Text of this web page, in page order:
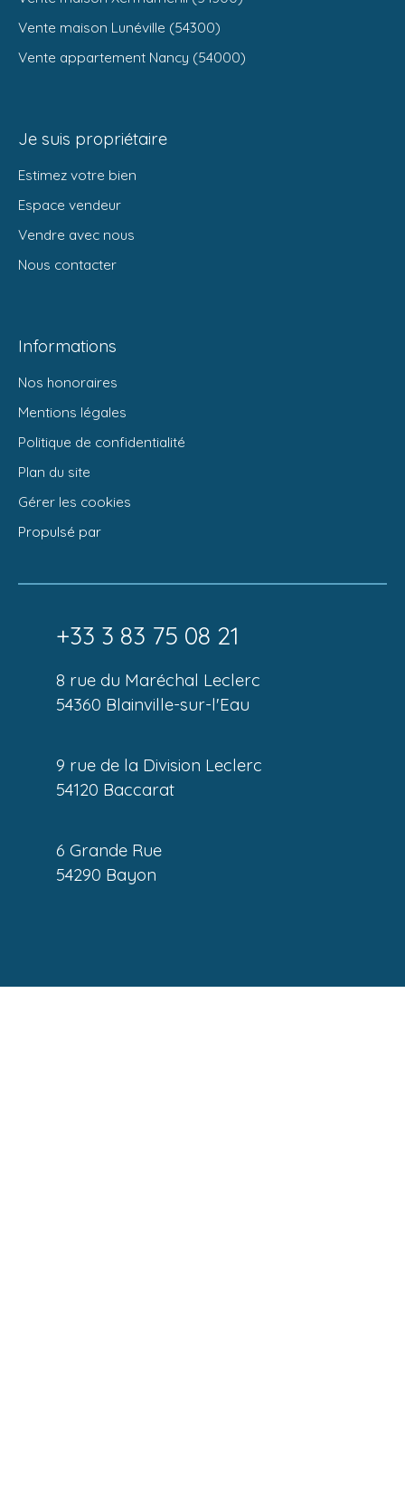
Vente maison Lunéville (54300)
Vente appartement Nancy (54000)
Je suis propriétaire
Estimez votre bien
Espace vendeur
Vendre avec nous
Nous contacter
Informations
Nos honoraires
Mentions légales
Politique de confidentialité
Plan du site
Gérer les cookies
Propulsé par
+33 3 83 75 08 21
8 rue du Maréchal Leclerc
54360 Blainville-sur-l'Eau
9 rue de la Division Leclerc
54120 Baccarat
6 Grande Rue
54290 Bayon